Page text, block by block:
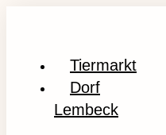
Tiermarkt
Dorf
Lembeck